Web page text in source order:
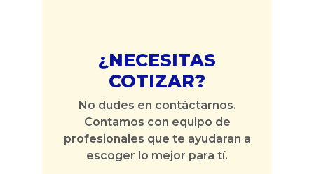
¿NECESITAS
COTIZAR?
No dudes en contáctarnos.
Contamos con equipo de
profesionales que te ayudaran a
escoger lo mejor para tí.